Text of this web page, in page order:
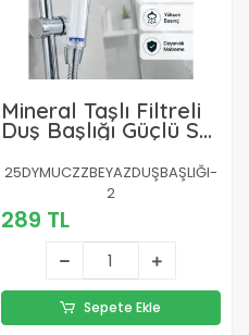
Mineral Taşlı Filtreli
Duş Başlığı Güçlü Su
Başlığı
25DYMUCZZBEYAZDUŞBAŞLIĞI-
2
289 TL
Sepete Ekle